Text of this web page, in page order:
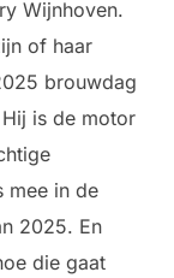
Wijnhoven.
of haar
brouwdag
is de motor
mee in de
2025. En
die gaat